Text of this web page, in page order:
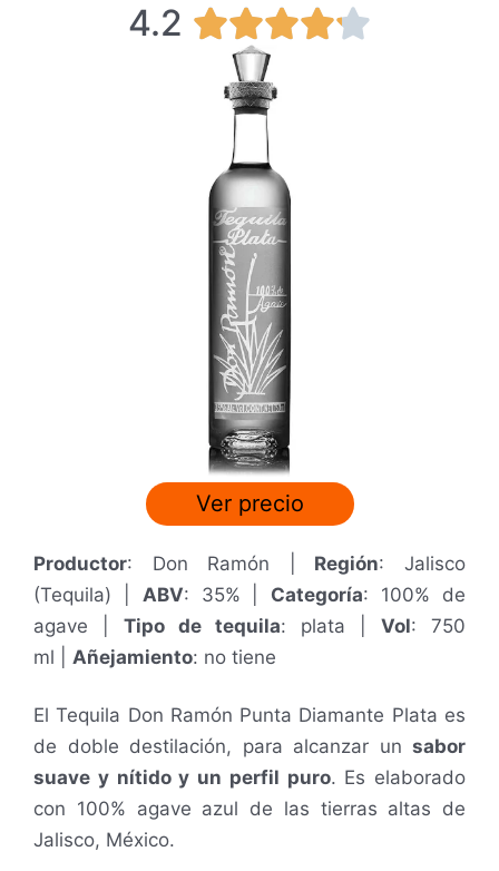
4.2 
Ver precio
Productor: Don Ramón | Región: Jalisco
(Tequila) | ABV: 35% | Categoría: 100% de
agave | Tipo de tequila: plata | Vol: 750
ml
Añejamiento: no tiene
El Tequila Don Ramón Punta Diamante Plata es
de doble destilación, para alcanzar un sabor
suave y nítido y un perfil puro. Es elaborado
con 100% agave azul de las tierras altas de
Jalisco, México.